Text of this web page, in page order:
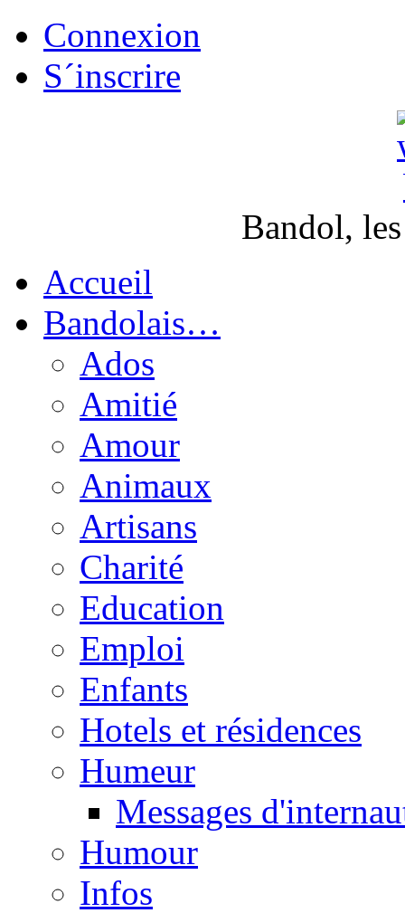
Connexion
S´inscrire
Bandol,
Accueil
Bandolais…
Ados
Amitié
Amour
Animaux
Artisans
Charité
Education
Emploi
Enfants
Hotels et résidences
Humeur
Messages
Humour
Infos